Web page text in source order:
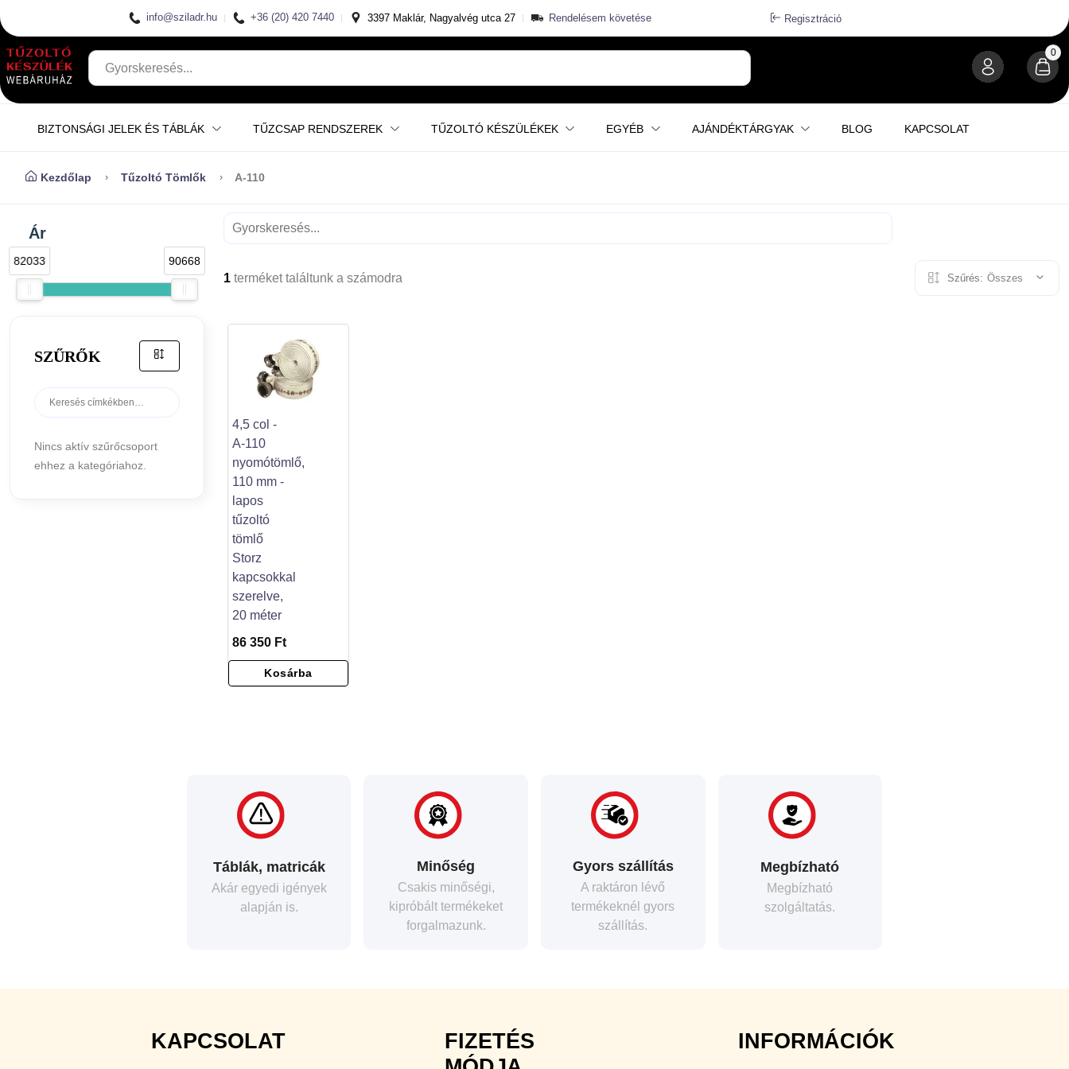
info@sziladr.hu +36 (20) 420 7440 3397 Maklár, Nagyalvég utca 27 Rendelésem követése Regisztráció
0
BIZTONSÁGI JELEK ÉS TÁBLÁK TŰZCSAP RENDSZEREK TŰZOLTÓ KÉSZÜLÉKEK EGYÉB AJÁNDÉKTÁRGYAK BLOG KAPCSOLAT
Kezdőlap Tűzoltó Tömlők A-110
Ár
82033 90668
SZŰRŐK
Nincs aktív szűrőcsoport
ehhez a kategóriahoz.
1terméket találtunk a számodra Szűrés: Összes
4,5 col -
A-110
nyomótömlő,
110 mm -
lapos
tűzoltó
tömlő
Storz
kapcsokkal
szerelve,
20 méter
86 350 Ft
Kosárba
Táblák, matricák
Akár egyedi igények
alapján is.
Minőség
Csakis minőségi,
kipróbált termékeket
forgalmazunk.
Gyors szállítás
A raktáron lévő
termékeknél gyors
szállítás.
Megbízható
Megbízható
szolgáltatás.
KAPCSOLAT
FIZETÉS
INFORMÁCIÓK